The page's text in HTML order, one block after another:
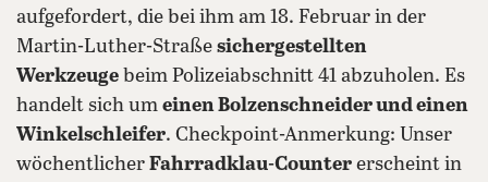
aufgefordert, die bei ihm am 18. Februar in der
Martin-Luther-Straße sichergestellten
Werkzeuge beim Polizeiabschnitt 41 abzuholen. Es
handelt sich um einen Bolzenschneider und einen
Winkelschleifer. Checkpoint-Anmerkung: Unser
wöchentlicher Fahrradklau-Counter erscheint in